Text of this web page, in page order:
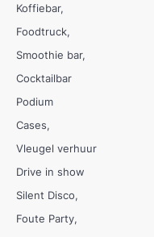
Koffiebar
Foodtruck
Smoothie bar
Cocktailbar
Podium
Cases
Vleugel verhuur
Drive in show
Silent Disco
Foute Party